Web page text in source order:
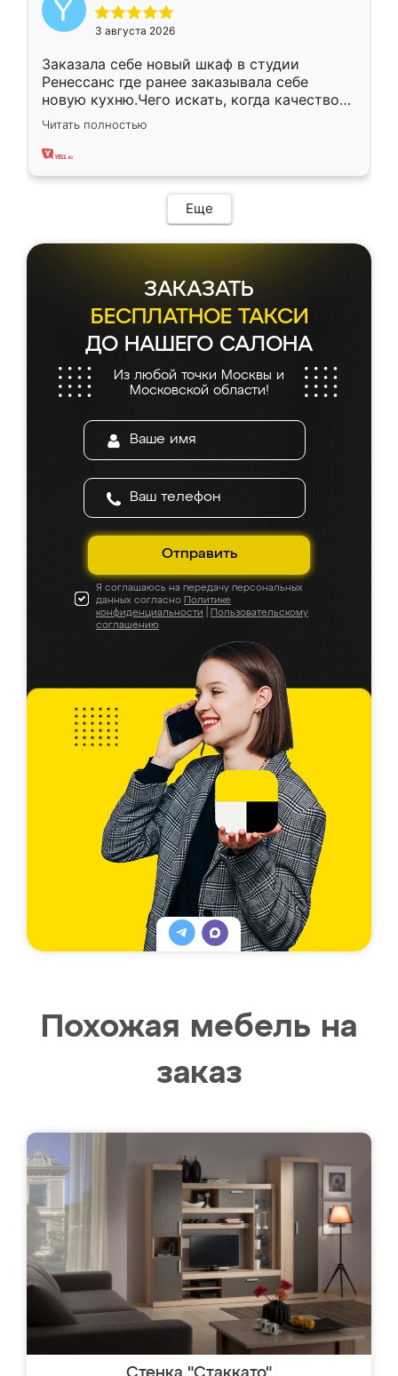
3 августа 2026
Заказала себе новый шкаф в студии
Ренессанс где ранее заказывала себе
новую кухню.Чего искать, когда качеством
вполне довольна. Служит кухня уже почти
два года, нареканий нет.
Читать полностью
Еще
ЗАКАЗАТЬ
БЕСПЛАТНОЕ ТАКСИ
ДО НАШЕГО САЛОНА
Из любой точки Москвы и
Московской области!
Отправить
Я соглашаюсь на передачу персональных
данных согласно Политике
конфиденциальности
Пользовательскому
соглашению
Похожая мебель на
заказ